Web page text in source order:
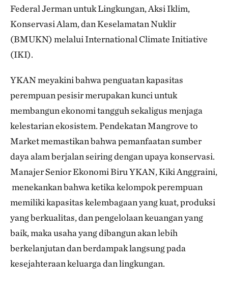
Federal Jerman untuk Lingkungan, Aksi Iklim,
Konservasi Alam, dan Keselamatan Nuklir
(BMUKN) melalui International Climate Initiative
(IKI).
YKAN meyakini bahwa penguatan kapasitas
perempuan pesisir merupakan kunci untuk
membangun ekonomi tangguh sekaligus menjaga
kelestarian ekosistem. Pendekatan Mangrove to
Market memastikan bahwa pemanfaatan sumber
daya alam berjalan seiring dengan upaya konservasi.
Manajer Senior Ekonomi Biru YKAN, Kiki Anggraini,
menekankan bahwa ketika kelompok perempuan
memiliki kapasitas kelembagaan yang kuat, produksi
yang berkualitas, dan pengelolaan keuangan yang
baik, maka usaha yang dibangun akan lebih
berkelanjutan dan berdampak langsung pada
kesejahteraan keluarga dan lingkungan.